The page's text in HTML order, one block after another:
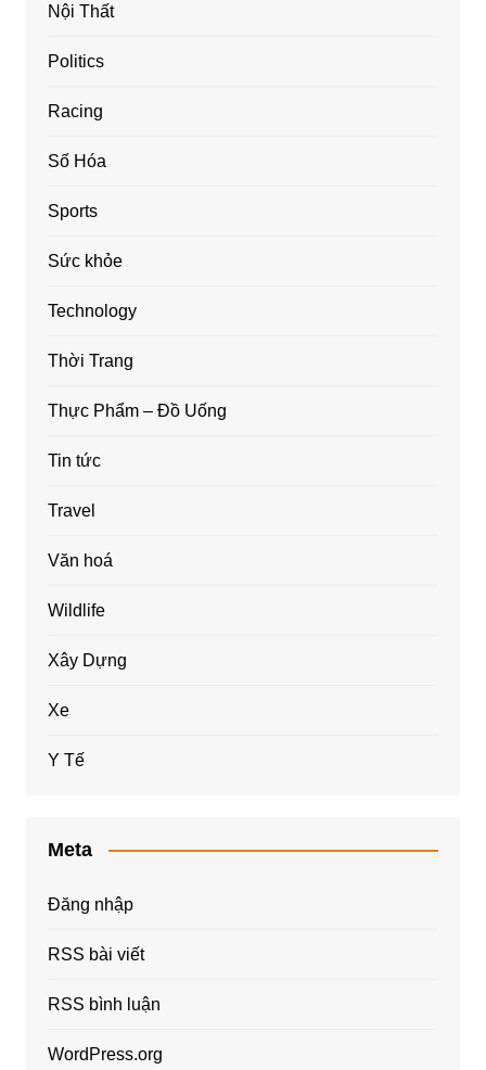
Nội Thất
Politics
Racing
Số Hóa
Sports
Sức khỏe
Technology
Thời Trang
Thực Phẩm – Đồ Uống
Tin tức
Travel
Văn hoá
Wildlife
Xây Dựng
Xe
Y Tế
Meta
Đăng nhập
RSS bài viết
RSS bình luận
WordPress.org